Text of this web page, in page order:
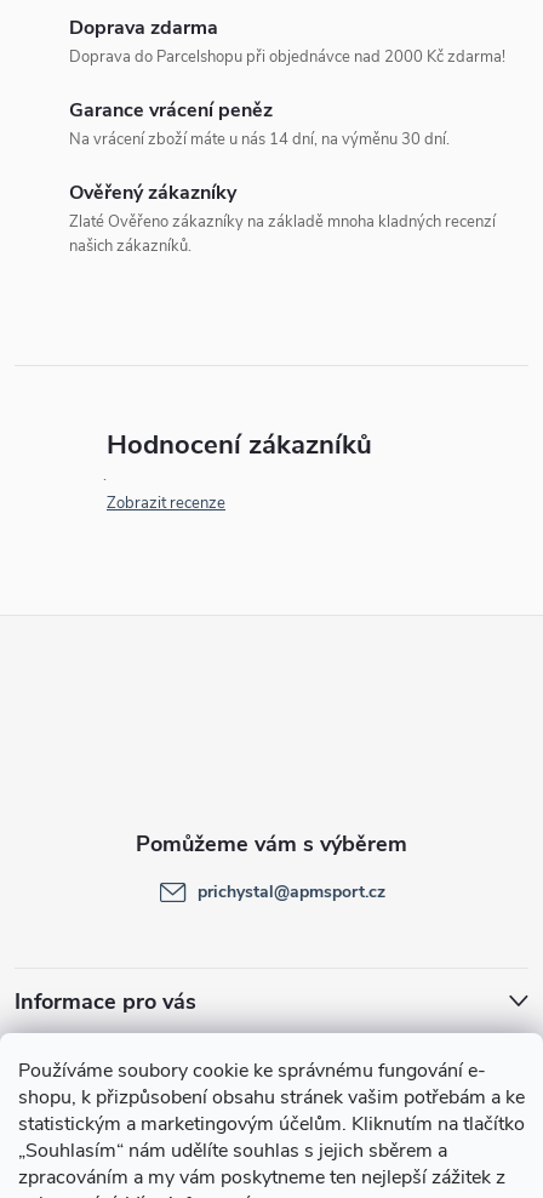
Používáme soubory cookie ke správnému fungování e-
shopu, k přizpůsobení obsahu stránek vašim potřebám a ke
statistickým a marketingovým účelům. Kliknutím na tlačítko
„Souhlasím“ nám udělíte souhlas s jejich sběrem a
zpracováním a my vám poskytneme ten nejlepší zážitek z
Doprava zdarma
Doprava do Parcelshopu při objednávce nad 2000 Kč zdarma!
Garance vrácení peněz
Na vrácení zboží máte u nás 14 dní, na výměnu 30 dní.
Ověřený zákazníky
Zlaté Ověřeno zákazníky na základě mnoha kladných recenzí
našich zákazníků.
Hodnocení zákazníků
Zobrazit recenze
Informace pro vás
prichystal@apmsport.cz
Facebook